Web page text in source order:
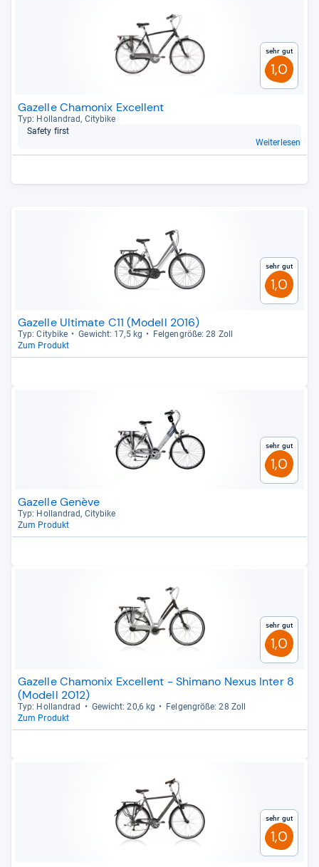
Sehr gut
1,0
Gazelle Chamonix Excellent
Typ: Hol­land­rad, City­bike
Safety first
Weiterlesen
Sehr gut
1,0
Gazelle Ultimate C11 (Modell 2016)
Typ: City­bike Gewicht: 17,5 kg
Fel­gen­größe: 28 Zoll
Zum Produkt
Sehr gut
1,0
Gazelle Genève
Typ: Hol­land­rad, City­bike
Zum Produkt
Sehr gut
1,0
Gazelle Chamonix Excellent - Shimano Nexus Inter 8
(Modell 2012)
Typ: Hol­land­rad Gewicht: 20,6 kg
Fel­gen­größe: 28 Zoll
Zum Produkt
Sehr gut
1,0